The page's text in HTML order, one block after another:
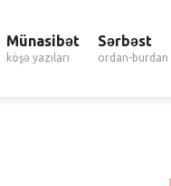
Münasibət
köşə yazıları
Sərbəst
ordan-burdan